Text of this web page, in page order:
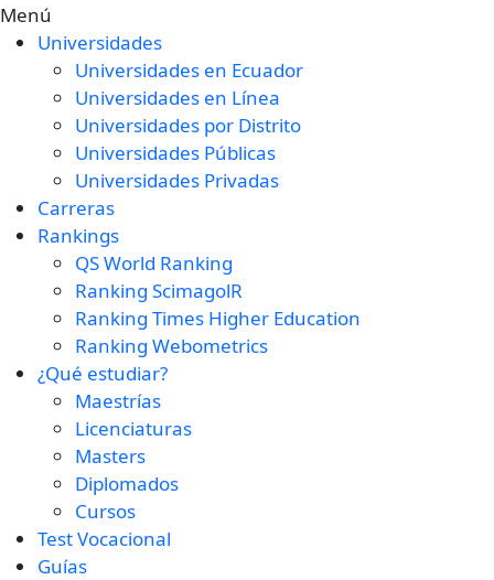
Menú
Universidades
Universidades en Ecuador
Universidades en Línea
Universidades por Distrito
Universidades Públicas
Universidades Privadas
Carreras
Rankings
QS World Ranking
Ranking ScimagolR
Ranking Times Higher Education
Ranking Webometrics
¿Qué estudiar?
Maestrías
Licenciaturas
Masters
Diplomados
Cursos
Test Vocacional
Guías